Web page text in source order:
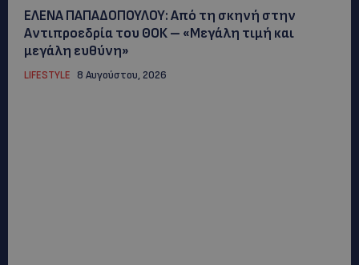
ΕΛΕΝΑ ΠΑΠΑΔΟΠΟΥΛΟΥ: Από τη σκηνή στην
Αντιπροεδρία του ΘΟΚ – «Μεγάλη τιμή και
μεγάλη ευθύνη»
LIFESTYLE 8 Αυγούστου, 2026